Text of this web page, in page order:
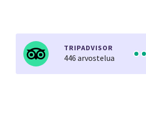
TRIPADVISOR
446 arvostelua